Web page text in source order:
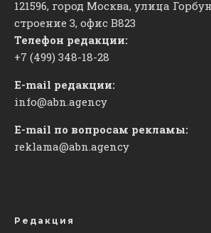
121596, город Москва, улица
строение 3, офис ​В823
Телефон редакции:
+7 (499) 348-18-28
E-mail редакции:
info@abn.agency
E-mail по вопросам рекламы:
reklama@abn.agency
Редакция